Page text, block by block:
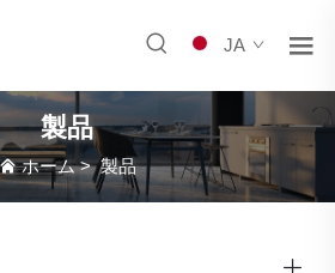
JA
製品
ホーム>製品